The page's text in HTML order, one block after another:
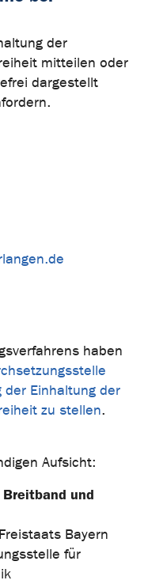
der
mitteilen oder
dargestellt
haben
der Einhaltung der
zu stellen.
Aufsicht:
und
Bayern
für